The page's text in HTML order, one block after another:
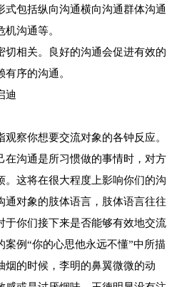
式包括纵向沟通横向沟通群体沟通
沟通等。
切相关。良好的沟通会促进有效的
序的沟通。
迪
察你想要交流对象的各钟反应。
在沟通是所习惯做的事情时，对方
。这将在很大程度上影响你们的沟
通对象的肢体语言，肢体语言往往
于你们接下来是否能够有效地交流
例“你的心思他永远不懂”中所描
烟的时候，李明的鼻翼微微的动